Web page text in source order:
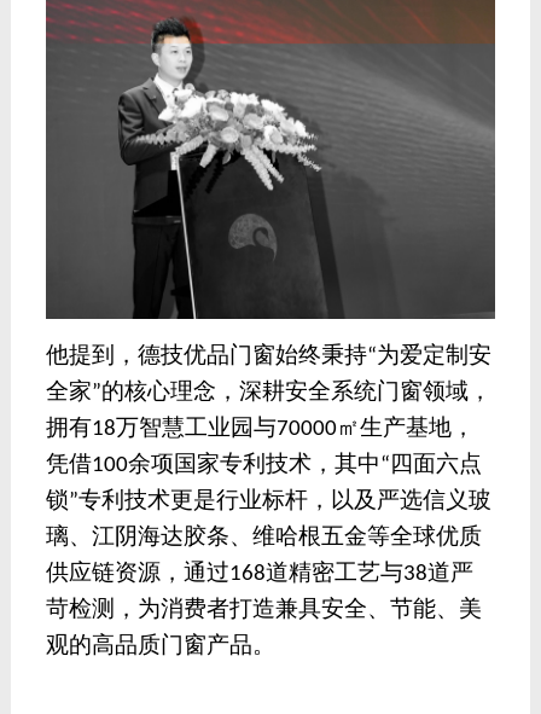
他提到，德技优品门窗始终秉持“为爱定制安
全家”的核心理念，深耕安全系统门窗领域，
拥有18万智慧工业园与70000㎡生产基地，
凭借100余项国家专利技术，其中“四面六点
锁”专利技术更是行业标杆，以及严选信义玻
璃、江阴海达胶条、维哈根五金等全球优质
供应链资源，通过168道精密工艺与38道严
苛检测，为消费者打造兼具安全、节能、美
观的高品质门窗产品。